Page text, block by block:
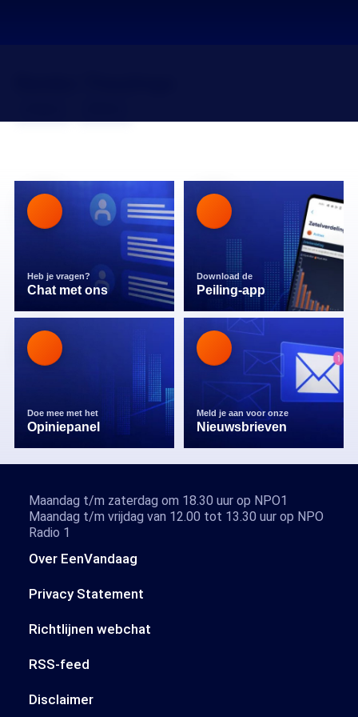
Heb je vragen?
Chat met ons
Download de
Peiling-app
Doe mee met het
Opiniepanel
Meld je aan voor onze
Nieuwsbrieven
Over EenVandaag
Privacy Statement
Richtlijnen webchat
RSS-feed
Disclaimer
Maandag t/m zaterdag om 18.30 uur op NPO1
Maandag t/m vrijdag van 12.00 tot 13.30 uur op NPO
Radio 1